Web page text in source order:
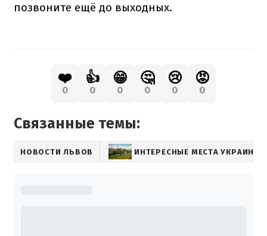
позвоните ещё до выходных.
❤️
0
👍
0
😁
0
🤔
0
😢
0
😡
0
Связанные темы:
НОВОСТИ ЛЬВОВ ИНТЕРЕСНЫЕ МЕСТА УКРАИНЫ